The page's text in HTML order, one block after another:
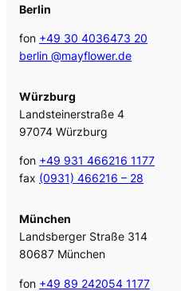
Berlin
fon +49 30 4036473 20
berlin @mayflower.de
Würzburg
Landsteinerstraße 4
97074 Würzburg
fon +49 931 466216 1177
fax (0931) 466216 – 28
München
Landsberger Straße 314
80687 München
fon +49 89 242054 1177